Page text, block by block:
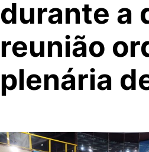
durante a
reunião
plenária